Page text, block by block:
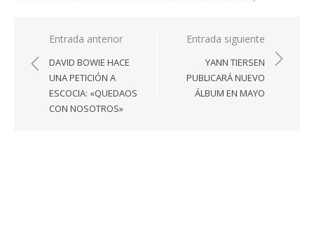
Navegación
de
entradas
Entrada anterior
DAVID BOWIE HACE
UNA PETICIÓN A
ESCOCIA: «QUEDAOS
CON NOSOTROS»
Entrada siguiente
YANN TIERSEN
PUBLICARÁ NUEVO
ÁLBUM EN MAYO